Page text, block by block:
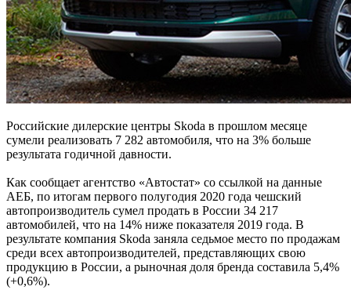
Российские дилерские центры Skoda в прошлом месяце
сумели реализовать 7 282 автомобиля, что на 3% больше
результата годичной давности.
Как сообщает агентство «Автостат» со ссылкой на данные
АЕБ, по итогам первого полугодия 2020 года чешский
автопроизводитель сумел продать в России 34 217
автомобилей, что на 14% ниже показателя 2019 года. В
результате компания Skoda заняла седьмое место по продажам
среди всех автопроизводителей, представляющих свою
продукцию в России, а рыночная доля бренда составила 5,4%
(+0,6%).